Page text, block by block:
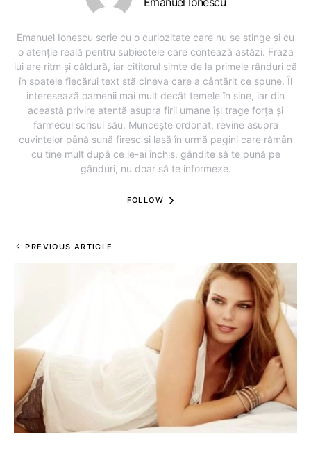
Emanuel Ionescu scrie cu o curiozitate care nu se stinge și cu
o atenție reală pentru subiectele care contează astăzi. Fraza
lui are ritm și căldură, iar cititorul simte de la primele rânduri că
în spatele fiecărui text stă cineva care a cântărit ce spune. Îl
interesează oamenii mai mult decât temele în sine, iar din
această privire atentă asupra firii umane își trage forța și
farmecul scrisul său. Muncește ordonat, revine asupra
cuvintelor până sună firesc și lasă în urmă pagini care rămân
cu tine mult după ce le-ai închis, gândite să te pună pe
gânduri, nu doar să te informeze.
FOLLOW
PREVIOUS ARTICLE